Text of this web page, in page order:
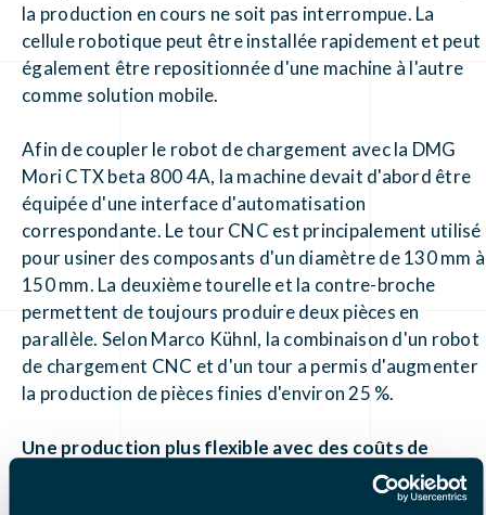
la production en cours ne soit pas interrompue. La
cellule robotique peut être installée rapidement et peut
également être repositionnée d'une machine à l'autre
comme solution mobile.
Afin de coupler le robot de chargement avec la DMG
Mori CTX beta 800 4A, la machine devait d'abord être
équipée d'une interface d'automatisation
correspondante. Le tour CNC est principalement utilisé
pour usiner des composants d'un diamètre de 130 mm à
150 mm. La deuxième tourelle et la contre-broche
permettent de toujours produire deux pièces en
parallèle. Selon Marco Kühnl, la combinaison d'un robot
de chargement CNC et d'un tour a permis d'augmenter
la production de pièces finies d'environ 25 %.
Une production plus flexible avec des coûts de
Environ un an plus tard, Euler Feinmechanik a acheté